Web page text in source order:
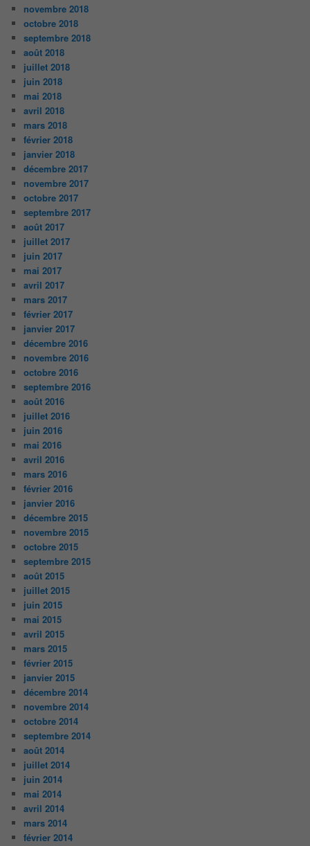
novembre 2018
octobre 2018
septembre 2018
août 2018
juillet 2018
juin 2018
mai 2018
avril 2018
mars 2018
février 2018
janvier 2018
décembre 2017
novembre 2017
octobre 2017
septembre 2017
août 2017
juillet 2017
juin 2017
mai 2017
avril 2017
mars 2017
février 2017
janvier 2017
décembre 2016
novembre 2016
octobre 2016
septembre 2016
août 2016
juillet 2016
juin 2016
mai 2016
avril 2016
mars 2016
février 2016
janvier 2016
décembre 2015
novembre 2015
octobre 2015
septembre 2015
août 2015
juillet 2015
juin 2015
mai 2015
avril 2015
mars 2015
février 2015
janvier 2015
décembre 2014
novembre 2014
octobre 2014
septembre 2014
août 2014
juillet 2014
juin 2014
mai 2014
avril 2014
mars 2014
février 2014